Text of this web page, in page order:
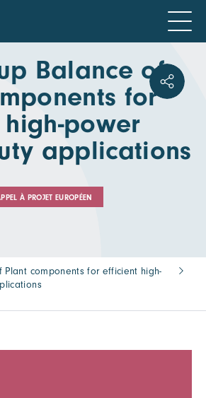
Balance of
for
power
applications
À PROJET EUROPÉEN
Plant components for efficient high-